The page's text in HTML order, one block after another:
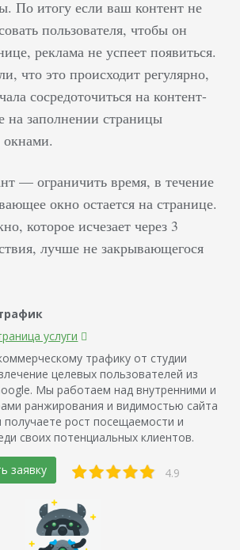
По итогу если ваш контент не
пользователя, чтобы он
реклама не успеет появиться.
что это происходит регулярно,
сосредоточиться на контент-
на заполнении страницы
— ограничить время, в течение
окно остается на странице.
которое исчезает через 3
лучше не закрывающегося
услуги
трафику от студии
целевых пользователей из
Мы работаем над внутренними и
ранжирования и видимостью сайта
получаете рост посещаемости и
своих потенциальных клиентов.
заявку 4.9